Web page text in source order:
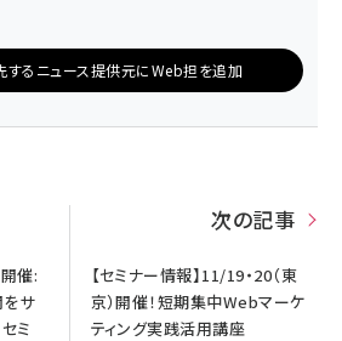
するニュース提供元にWeb担を追加
催:
サ
ミ
次の記事
【セミナー情報】11/19・20（東
京）開催！短期集中Webマーケ
ティング実践活用講座